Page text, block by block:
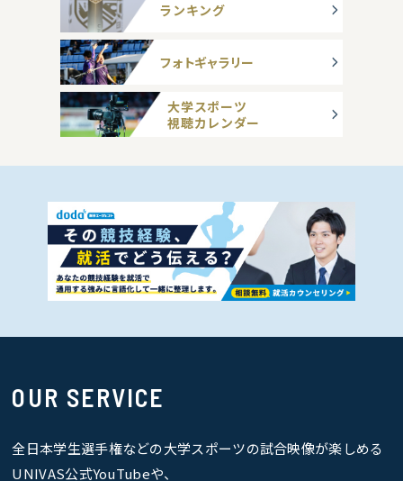
ランキング
フォトギャラリー
大学スポーツ
視聴カレンダー
OUR SERVICE
全日本学生選手権などの大学スポーツの試合映像が楽しめる
UNIVAS公式YouTubeや、